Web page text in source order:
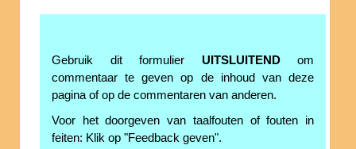
Gebruik dit formulier UITSLUITENDom
commentaar te geven op de inhoud van deze
pagina of op de commentaren van anderen.
Voor het doorgeven van taalfouten of fouten in
feiten: Klik op "Feedback geven".